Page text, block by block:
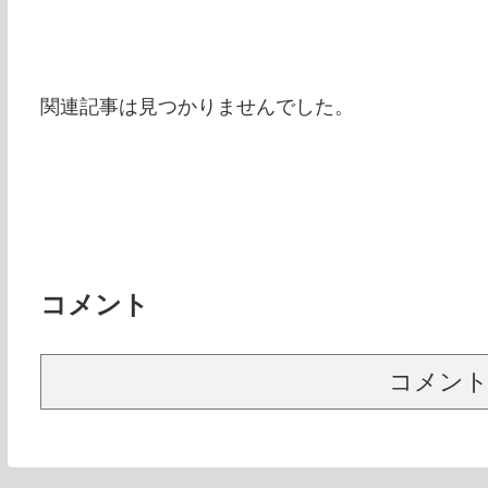
関連記事は見つかりませんでした。
コメント
コメン